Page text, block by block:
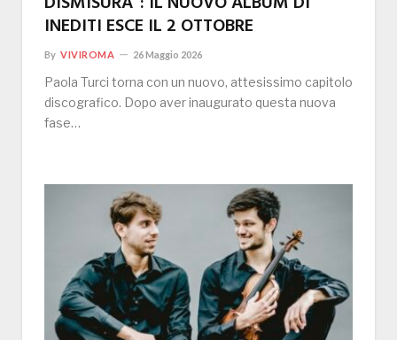
INEDITI ESCE IL 2 OTTOBRE
By VIVIROMA 26 Maggio 2026
Paola Turci torna con un nuovo, attesissimo capitolo
discografico. Dopo aver inaugurato questa nuova
fase…